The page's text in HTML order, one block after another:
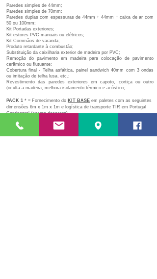
Paredes simples de 44mm;
Paredes simples de 70mm;
Paredes duplas com espessuras de 44mm + 44mm + caixa de ar com
50 ou 100mm;
Kit Portadas exteriores;
Kit estores PVC manuais ou elétricos;
Kit Corrimãos de varanda;
Produto retardante à combustão;
Substituição da caixilharia exterior de madeira por PVC;
Remoção do pavimento em madeira para colocação de pavimento
cerâmico ou flutuante;
Cobertura final - Telha asfáltica, painel sandwich 40mm com 3 ondas
ou imitação de telha lusa, etc.;
Revestimento das paredes exteriores em capoto, cortiça ou outro
(oculta a madeira, melhora isolamento térmico e acústico;
PACK 1 * = Fornecimento do KIT BASE em paletes com as seguintes
dimensões 6m x 1m x 1m e logística de transporte TIR em Portugal
Continental (exceto descarga).
PACK ASSESSORIA
= Disponibilizamos a opção da requisição de